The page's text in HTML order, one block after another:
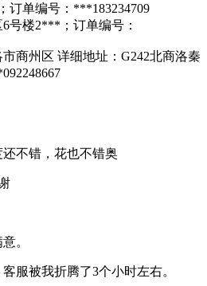
订单编号：***183234709
号楼2***；订单编号：
商州区 详细地址：G242北商洛秦
还不错，花也不错奥
。
服被我折腾了3个小时左右。